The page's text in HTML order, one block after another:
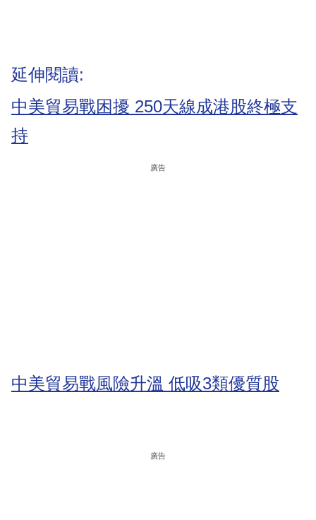
延伸閱讀:
中美貿易戰困擾 250天線成港股終極支
持
廣告
中美貿易戰風險升溫 低吸3類優質股
廣告